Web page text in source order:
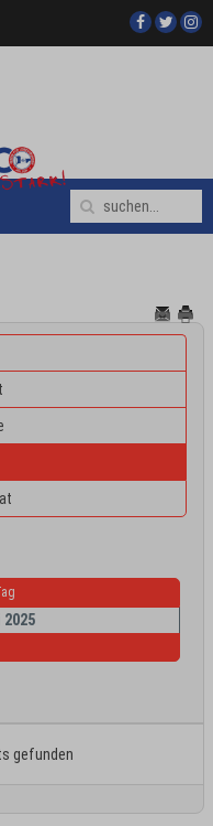
2025
gefunden